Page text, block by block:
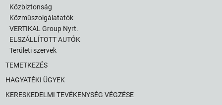
Közbiztonság
Közműszolgálatatók
VERTIKAL Group Nyrt.
ELSZÁLLÍTOTT AUTÓK
Területi szervek
TEMETKEZÉS
HAGYATÉKI ÜGYEK
KERESKEDELMI TEVÉKENYSÉG VÉGZÉSE